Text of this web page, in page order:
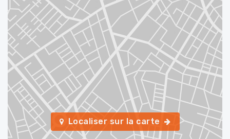
Localiser sur la carte